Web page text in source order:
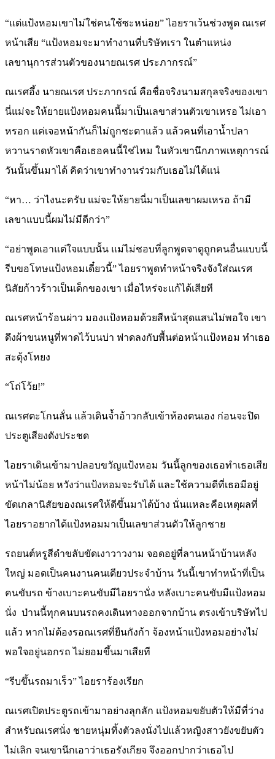
“แต่แป้งหอมเขาไม่ใช่คนใช้ซะหน่อย” ไอยราเว้นช่วงพูด ณเรศ
หน้าเสีย “แป้งหอมจะมาทำงานที่บริษัทเรา ในตำแหน่ง
เลขานุการส่วนตัวของนายณเรศ ประภากรณ์”
ณเรศอึ้ง นายณเรศ ประภากรณ์ คือชื่อจริงนามสกุลจริงของเขา
นี่แม่จะให้ยายแป้งหอมคนนี้มาเป็นเลขาส่วนตัวเขาเหรอ ไม่เอา
หรอก แค่เจอหน้ากันก็ไม่ถูกชะตาแล้ว แล้วคนที่เอาน้ำปลา
หวานราดหัวเขาคือเธอคนนี้ใช่ไหม ในหัวเขานึกภาพเหตุการณ์
วันนั้นขึ้นมาได้ คิดว่าเขาทำงานร่วมกับเธอไม่ได้แน่
“หา… ว่าไงนะครับ แม่จะให้ยายนี่มาเป็นเลขาผมเหรอ ถ้ามี
เลขาแบบนี้ผมไม่มีดีกว่า”
“อย่าพูดเอาแต่ใจแบบนั้น แม่ไม่ชอบที่ลูกพูดจาดูถูกคนอื่นแบบนี้
รีบขอโทษแป้งหอมเดี๋ยวนี้” ไอยราพูดทำหน้าจริงจังใส่ณเรศ
นิสัยก้าวร้าวเป็นเด็กของเขา เมื่อไหร่จะแก้ได้เสียที
ณเรศหน้าร้อนผ่าว มองแป้งหอมด้วยสีหน้าสุดแสนไม่พอใจ เขา
ดึงผ้าขนหนูที่พาดไว้บนบ่า ฟาดลงกับพื้นต่อหน้าแป้งหอม ทำเธอ
สะดุ้งโหยง
“โถ่โว้ย!”
ณเรศตะโกนลั่น แล้วเดินจ้ำอ้าวกลับเข้าห้องตนเอง ก่อนจะปิด
ประตูเสียงดังประชด
ไอยราเดินเข้ามาปลอบขวัญแป้งหอม วันนี้ลูกของเธอทำเธอเสีย
หน้าไม่น้อย หวังว่าแป้งหอมจะรับได้ และใช้ความดีที่เธอมีอยู่
ขัดเกลานิสัยของณเรศให้ดีขึ้นมาได้บ้าง นั่นแหละคือเหตุผลที่
ไอยราอยากได้แป้งหอมมาเป็นเลขาส่วนตัวให้ลูกชาย
รถยนต์หรูสีดำขลับขัดเงาวาวงาม จอดอยู่ที่ลานหน้าบ้านหลัง
ใหญ่ มอดเป็นคนงานคนเดียวประจำบ้าน วันนี้เขาทำหน้าที่เป็น
คนขับรถ ข้างเบาะคนขับมีไอยรานั่ง หลังเบาะคนขับมีแป้งหอม
นั่ง ป่านนี้ทุกคนบนรถคงเดินทางออกจากบ้าน ตรงเข้าบริษัทไป
แล้ว หากไม่ต้องรอณเรศที่ยืนกังก้า จ้องหน้าแป้งหอมอย่างไม่
พอใจอยู่นอกรถ ไม่ยอมขึ้นมาเสียที
“รีบขึ้นรถมาเร็ว” ไอยราร้องเรียก
ณเรศเปิดประตูรถเข้ามาอย่างลุกลัก แป้งหอมขยับตัวให้มีที่ว่าง
สำหรับณเรศนั่ง ชายหนุ่มทิ้งตัวลงนั่งไปแล้วหญิงสาวยังขยับตัว
ไม่เลิก จนเขานึกเอาว่าเธอรังเกียจ จึงออกปากว่าเธอไป